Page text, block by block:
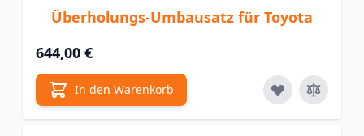
Überholungs-Umbausatz für Toyota
644,00 €
In den Warenkorb